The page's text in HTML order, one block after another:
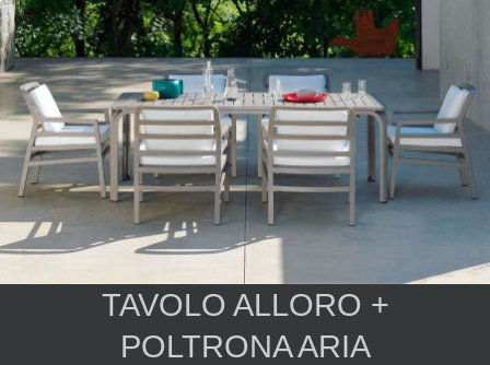
TAVOLO ALLORO +
POLTRONA ARIA